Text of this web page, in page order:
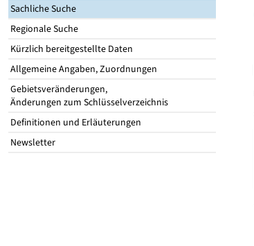
Sachliche Suche
Regionale Suche
Kürzlich bereitgestellte Daten
Allgemeine Angaben, Zuordnungen
Gebietsveränderungen,
Änderungen zum Schlüsselverzeichnis
Definitionen und Erläuterungen
Newsletter